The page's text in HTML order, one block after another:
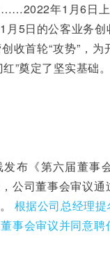
年1月6日
月5日的公客业务
收首轮“攻势”，
”奠定了坚实基础。
布《第六届董事
公司董事会审议通
根据公司总经理
事会审议并同意聘